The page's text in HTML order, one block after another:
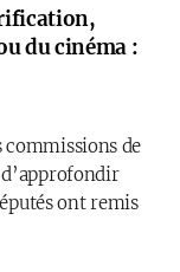
du cinéma :
commissions de
ont remis